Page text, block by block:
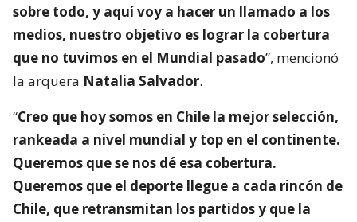
sobre todo, y aquí voy a hacer un llamado a los
medios, nuestro objetivo es lograr la cobertura
que no tuvimos en el Mundial pasado”, mencionó
la arquera Natalia Salvador.
“Creo que hoy somos en Chile la mejor selección,
rankeada a nivel mundial y top en el continente.
Queremos que se nos dé esa cobertura.
Queremos que el deporte llegue a cada rincón de
Chile, que retransmitan los partidos y que la